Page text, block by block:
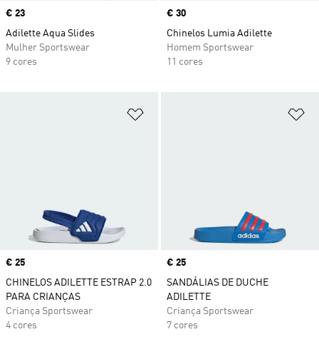
Price
€ 23
Adilette Aqua Slides
Mulher Sportswear
9 cores
Price
€ 30
Chinelos Lumia Adilette
Homem Sportswear
11 cores
Price
€ 25
CHINELOS ADILETTE ESTRAP 2.0
PARA CRIANÇAS
Criança Sportswear
4 cores
Price
€ 25
SANDÁLIAS DE DUCHE
ADILETTE
Criança Sportswear
7 cores